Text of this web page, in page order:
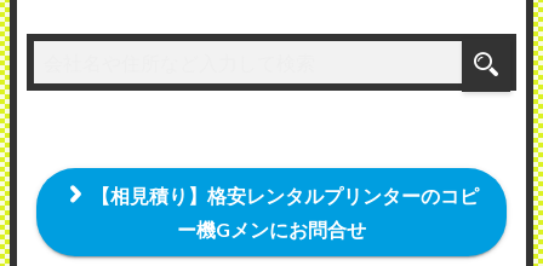
【相見積り】格安レンタルプリンターのコピ
ー機Gメンにお問合せ